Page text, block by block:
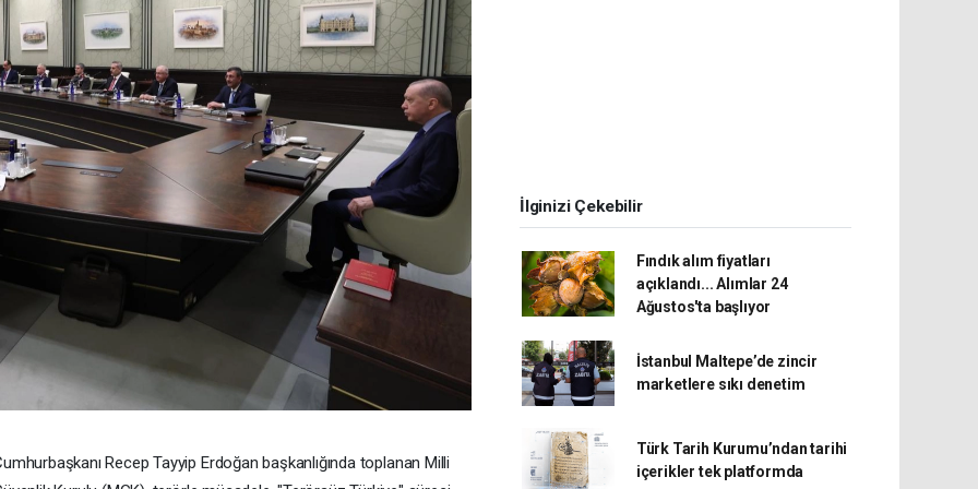
Recep Tayyip Erdoğan başkanlığında toplanan Milli
İlginizi Çekebilir
Fındık alım fiyatları
açıklandı... Alımlar 24
Ağustos'ta başlıyor
İstanbul Maltepe’de zincir
marketlere sıkı denetim
Türk Tarih Kurumu’ndan tarihi
içerikler tek platformda